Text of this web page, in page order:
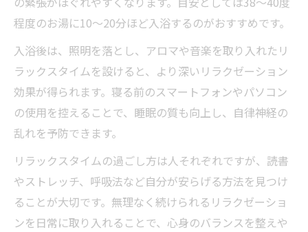
程度のお湯に10～20分ほど入浴するのがおすすめです。
入浴後は、照明を落とし、アロマや音楽を取り入れたリ
ラックスタイムを設けると、より深いリラクゼーション
効果が得られます。寝る前のスマートフォンやパソコン
の使用を控えることで、睡眠の質も向上し、自律神経の
乱れを予防できます。
リラックスタイムの過ごし方は人それぞれですが、読書
やストレッチ、呼吸法など自分が安らげる方法を見つけ
ることが大切です。無理なく続けられるリラクゼーショ
ンを日常に取り入れることで、心身のバランスを整えや